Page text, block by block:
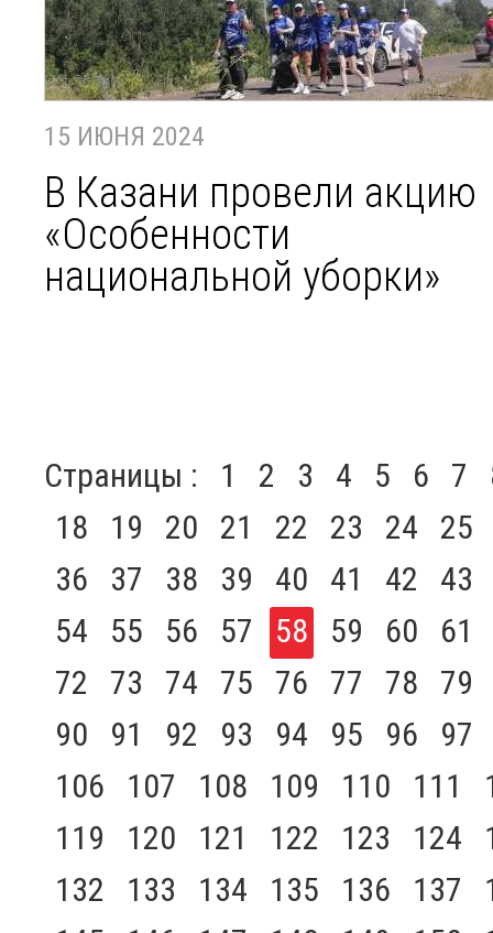
15 ИЮНЯ 2024
В Казани провели акцию
«Особенности
национальной уборки»
Страницы : 1 2 3 4 5 6 7
18
19 20 21 22 23 24
25
36
37 38 39 40 41 42
43
54
55 56 57 58 59 60
61
72
73 74 75 76 77 78
79
90
91 92 93 94 95 96
97
106
107 108 109 110 111
119
120 121 122 123 124
132
133 134 135 136 137